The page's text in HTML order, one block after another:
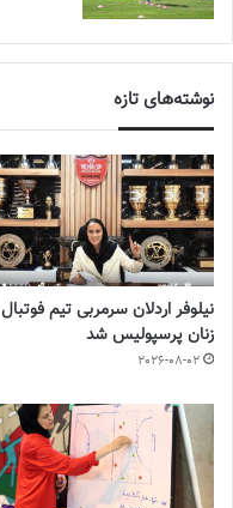
نوشته‌های تازه
نیلوفر اردلان سرمربی تیم فوتبال
زنان پرسپولیس شد
2026-08-02